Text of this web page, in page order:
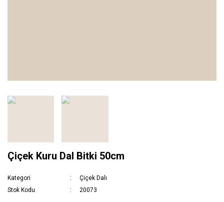
Çiçek Kuru Dal Bitki 50cm
Kategori
Çiçek Dalı
Stok Kodu
20073